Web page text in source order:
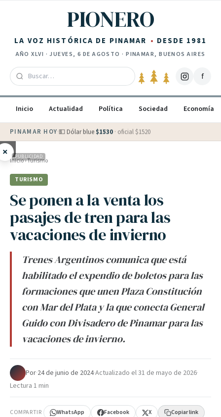
PIONERO
LA VOZ HISTÓRICA DE PINAMAR DESDE 1981
AÑOXLVI ·JUEVES, 6 DE AGOSTO · PINAMAR, BUENOS AIRES
f
Inicio Actualidad Política Sociedad Economía
PINAMAR HOY·💵 Dólar blue $1530 · oficial $1520
× PUBLICIDAD
Inicio›Turismo
TURISMO
Se ponen a la venta los
pasajes de tren para las
vacaciones de invierno
Trenes Argentinos comunica que está
habilitado el expendio de boletos para las
formaciones que unen Plaza Constitución
con Mar del Plata y la que conecta General
Guido con Divisadero de Pinamar para las
vacaciones de invierno.
Por·24 de junio de 2024·Actualizado el31 de mayo de 2026·
Lectura 1 min
COMPARTIR WhatsApp Facebook X Copiar link